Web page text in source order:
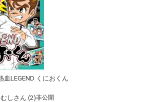
血LEGEND くにおくん
し 2 非公開